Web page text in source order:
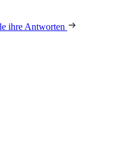
ihre Antworten